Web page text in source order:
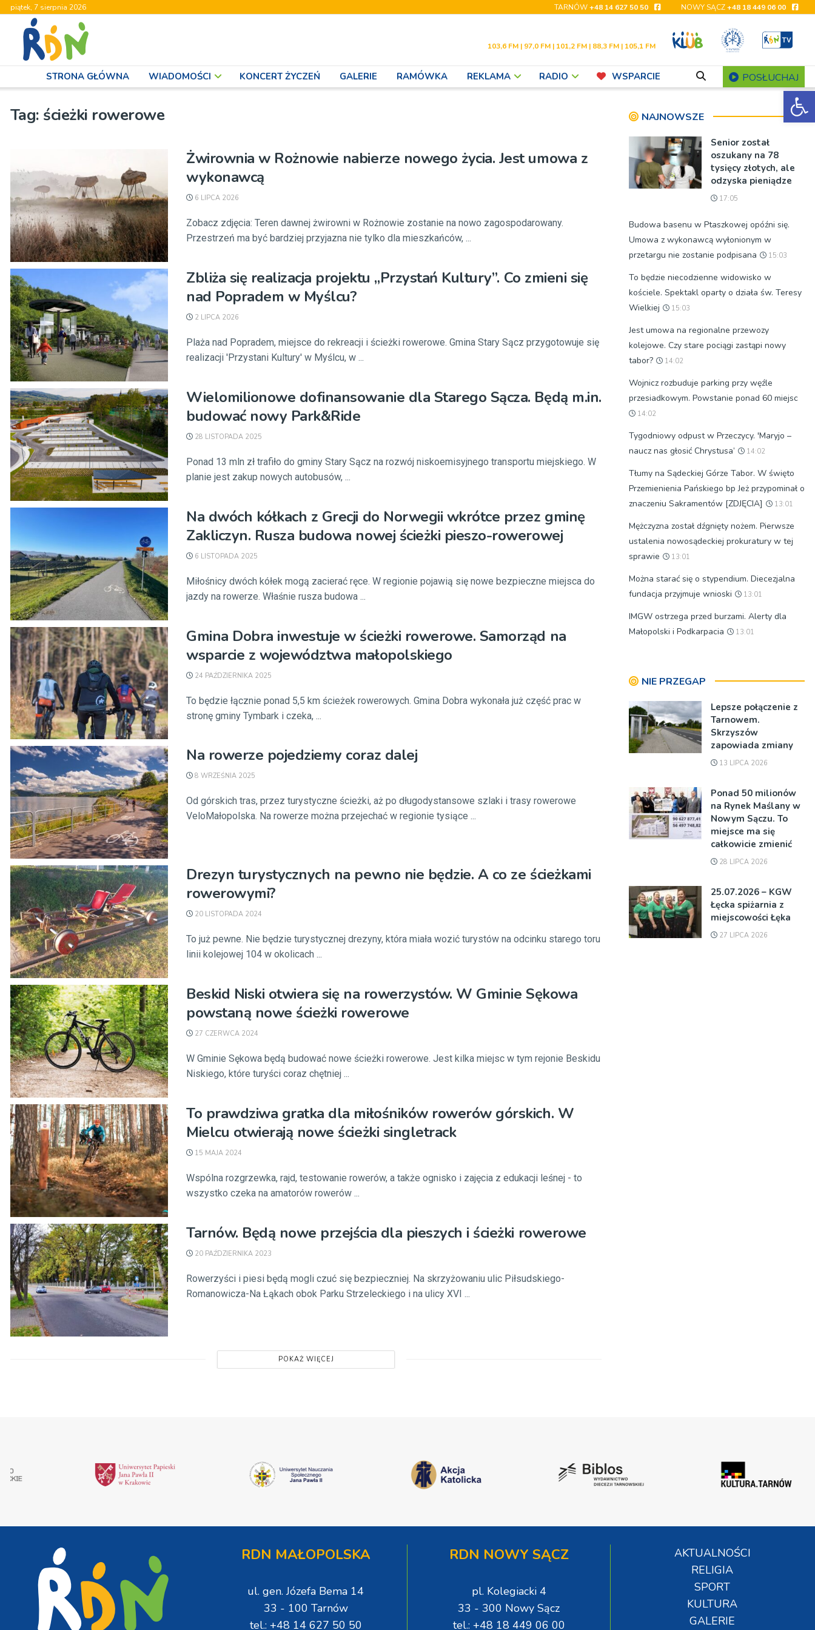
piątek, 7 sierpnia 2026 TARNÓW+48 14 627 50 50 NOWY SĄCZ+48 18 449 06 00
103,6 FM | 97,0 FM | 101,2 FM | 88,3 FM | 105,1 FM
STRONA GŁÓWNA WIADOMOŚCI KONCERT ŻYCZEŃ GALERIE RAMÓWKA REKLAMA RADIO WSPARCIE POSŁUCHAJ
Tag: ścieżki rowerowe
Żwirownia w Rożnowie nabierze nowego życia. Jest umowa z
wykonawcą
6 LIPCA 2026
Zobacz zdjęcia: Teren dawnej żwirowni w Rożnowie zostanie na nowo zagospodarowany.
Przestrzeń ma być bardziej przyjazna nie tylko dla mieszkańców, ...
Zbliża się realizacja projektu „Przystań Kultury”. Co zmieni się
nad Popradem w Myślcu?
2 LIPCA 2026
Plaża nad Popradem, miejsce do rekreacji i ścieżki rowerowe. Gmina Stary Sącz przygotowuje się
realizacji 'Przystani Kultury' w Myślcu, w ...
Wielomilionowe dofinansowanie dla Starego Sącza. Będą m.in.
budować nowy Park&Ride
28 LISTOPADA 2025
Ponad 13 mln zł trafiło do gminy Stary Sącz na rozwój niskoemisyjnego transportu miejskiego. W
planie jest zakup nowych autobusów, ...
Na dwóch kółkach z Grecji do Norwegii wkrótce przez gminę
Zakliczyn. Rusza budowa nowej ścieżki pieszo-rowerowej
6 LISTOPADA 2025
Miłośnicy dwóch kółek mogą zacierać ręce. W regionie pojawią się nowe bezpieczne miejsca do
jazdy na rowerze. Właśnie rusza budowa ...
Gmina Dobra inwestuje w ścieżki rowerowe. Samorząd na
wsparcie z województwa małopolskiego
24 PAŹDZIERNIKA 2025
To będzie łącznie ponad 5,5 km ścieżek rowerowych. Gmina Dobra wykonała już część prac w
stronę gminy Tymbark i czeka, ...
Na rowerze pojedziemy coraz dalej
8 WRZEŚNIA 2025
Od górskich tras, przez turystyczne ścieżki, aż po długodystansowe szlaki i trasy rowerowe
VeloMałopolska. Na rowerze można przejechać w regionie tysiące ...
Drezyn turystycznych na pewno nie będzie. A co ze ścieżkami
rowerowymi?
20 LISTOPADA 2024
To już pewne. Nie będzie turystycznej drezyny, która miała wozić turystów na odcinku starego toru
linii kolejowej 104 w okolicach ...
Beskid Niski otwiera się na rowerzystów. W Gminie Sękowa
powstaną nowe ścieżki rowerowe
27 CZERWCA 2024
W Gminie Sękowa będą budować nowe ścieżki rowerowe. Jest kilka miejsc w tym rejonie Beskidu
Niskiego, które turyści coraz chętniej ...
To prawdziwa gratka dla miłośników rowerów górskich. W
Mielcu otwierają nowe ścieżki singletrack
15 MAJA 2024
Wspólna rozgrzewka, rajd, testowanie rowerów, a także ognisko i zajęcia z edukacji leśnej - to
wszystko czeka na amatorów rowerów ...
Tarnów. Będą nowe przejścia dla pieszych i ścieżki rowerowe
20 PAŹDZIERNIKA 2023
Rowerzyści i piesi będą mogli czuć się bezpieczniej. Na skrzyżowaniu ulic Piłsudskiego-
Romanowicza-Na Łąkach obok Parku Strzeleckiego i na ulicy XVI ...
POKAŻ WIĘCEJ
NAJNOWSZE
Senior został
oszukany na 78
tysięcy złotych, ale
odzyska pieniądze
17:05
Budowa basenu w Ptaszkowej opóźni się.
Umowa z wykonawcą wyłonionym w
przetargu nie zostanie podpisana
15:03
To będzie niecodzienne widowisko w
kościele. Spektakl oparty o działa św. Teresy
Wielkiej
15:03
Jest umowa na regionalne przewozy
kolejowe. Czy stare pociągi zastąpi nowy
tabor?
14:02
Wojnicz rozbuduje parking przy węźle
przesiadkowym. Powstanie ponad 60 miejsc
14:02
Tygodniowy odpust w Przeczycy. 'Maryjo –
naucz nas głosić Chrystusa’
14:02
Tłumy na Sądeckiej Górze Tabor. W święto
Przemienienia Pańskiego bp Jeż przypominał o
znaczeniu Sakramentów [ZDJĘCIA]
13:01
Mężczyzna został dźgnięty nożem. Pierwsze
ustalenia nowosądeckiej prokuratury w tej
sprawie
13:01
Można starać się o stypendium. Diecezjalna
fundacja przyjmuje wnioski
13:01
IMGW ostrzega przed burzami. Alerty dla
Małopolski i Podkarpacia
13:01
NIE PRZEGAP
Lepsze połączenie z
Tarnowem.
Skrzyszów
zapowiada zmiany
13 LIPCA 2026
Ponad 50 milionów
na Rynek Maślany w
Nowym Sączu. To
miejsce ma się
całkowicie zmienić
28 LIPCA 2026
25.07.2026 – KGW
Łęcka spiżarnia z
miejscowości Łęka
27 LIPCA 2026
RDN MAŁOPOLSKA
ul. gen. Józefa Bema 14
33 - 100 Tarnów
tel.: +48 14 627 50 50
RDN NOWY SĄCZ
pl. Kolegiacki 4
33 - 300 Nowy Sącz
tel.: +48 18 449 06 00
AKTUALNOŚCI
RELIGIA
SPORT
KULTURA
GALERIE